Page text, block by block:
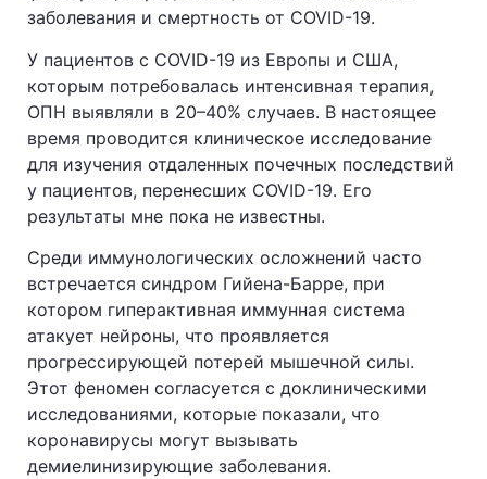
заболевания и смертность от COVID-19.
У пациентов с COVID-19 из Европы и США,
которым потребовалась интенсивная терапия,
ОПН выявляли в 20–40% случаев. В настоящее
время проводится клиническое исследование
для изучения отдаленных почечных последствий
у пациентов, перенесших COVID-19. Его
результаты мне пока не известны.
Среди иммунологических осложнений часто
встречается синдром Гийена-Барре, при
котором гиперактивная иммунная система
атакует нейроны, что проявляется
прогрессирующей потерей мышечной силы.
Этот феномен согласуется с доклиническими
исследованиями, которые показали, что
коронавирусы могут вызывать
демиелинизирующие заболевания.